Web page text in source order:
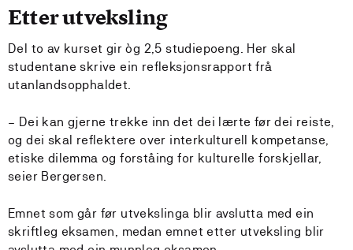
Etter utveksling
Del to av kurset gir òg 2,5 studiepoeng. Her skal
studentane skrive ein refleksjonsrapport frå
utanlandsopphaldet.
– Dei kan gjerne trekke inn det dei lærte før dei reiste,
og dei skal reflektere over interkulturell kompetanse,
etiske dilemma og forståing for kulturelle forskjellar,
seier Bergersen.
Emnet som går før utvekslinga blir avslutta med ein
skriftleg eksamen, medan emnet etter utveksling blir